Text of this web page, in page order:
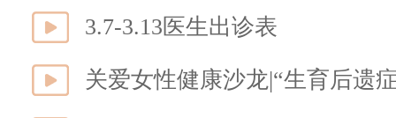
3.7-3.13医生出诊表
关爱女性健康沙龙|“生育后遗